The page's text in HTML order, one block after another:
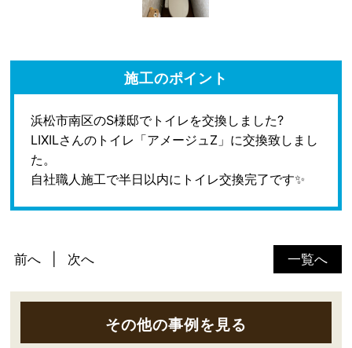
施工のポイント
浜松市南区のS様邸でトイレを交換しました?
LIXILさんのトイレ「アメージュZ」に交換致しまし
た。
自社職人施工で半日以内にトイレ交換完了です✨
一覧へ
前へ 次へ
その他の事例を見る